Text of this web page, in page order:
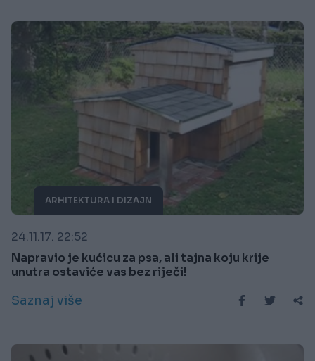
ARHITEKTURA I DIZAJN
24.11.17. 22:52
Napravio je kućicu za psa, ali tajna koju krije
unutra ostaviće vas bez riječi!
Saznaj više